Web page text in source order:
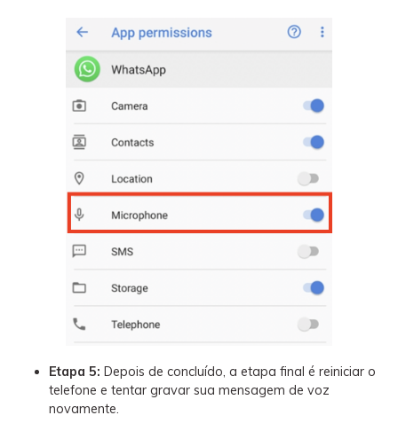
Etapa 5: Depois de concluído, a etapa final é reiniciar o
telefone e tentar gravar sua mensagem de voz
novamente.